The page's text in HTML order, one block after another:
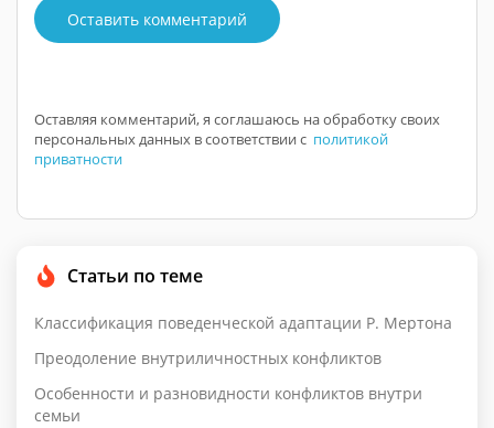
Оставить комментарий
Оставляя комментарий, я соглашаюсь на обработку своих
персональных данных в соответствии с политикой
приватности
Статьи по теме
Классификация поведенческой адаптации Р. Мертона
Преодоление внутриличностных конфликтов
Особенности и разновидности конфликтов внутри
семьи